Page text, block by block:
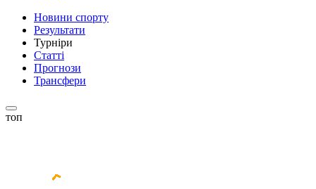
Новини спорту
Результати
Турніри
Статті
Прогнози
Трансфери
топ